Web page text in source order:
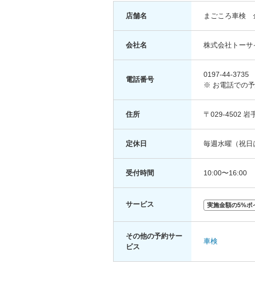
店舗名 まごころ車検
会社名 株式会社トーサ
電話番号
0197-44-3735
※ お電話での予
住所 〒029-4502 岩
定休日 毎週水曜（祝
受付時間 10:00〜16:00
サービス 実施金額の5%ポ
その他の予約サー
ビス
車検